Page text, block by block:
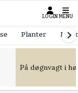
LOGIN MENU
Planter
På døgnvagt i